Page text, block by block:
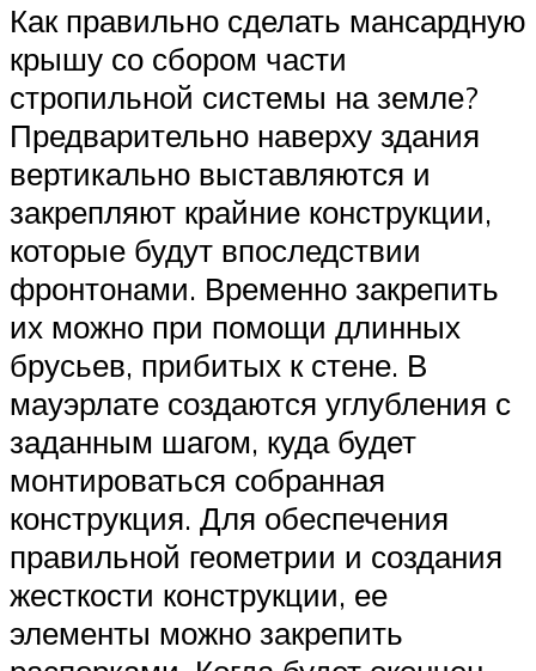
Как правильно сделать мансардную
крышу со сбором части
стропильной системы на земле?
Предварительно наверху здания
вертикально выставляются и
закрепляют крайние конструкции,
которые будут впоследствии
фронтонами. Временно закрепить
их можно при помощи длинных
брусьев, прибитых к стене. В
мауэрлате создаются углубления с
заданным шагом, куда будет
монтироваться собранная
конструкция. Для обеспечения
правильной геометрии и создания
жесткости конструкции, ее
элементы можно закрепить